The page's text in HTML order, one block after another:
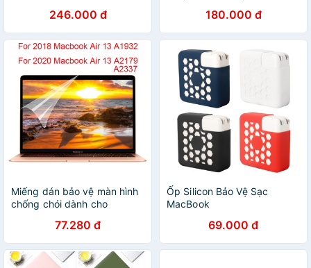
A2179 A2337 A2338 M1
2019 2020
246.000 đ
Nút chống bụi + bộ chống
gãy sạc)
180.000 đ
Miếng dán bảo vệ màn hình
chống chói dành cho
A2179 A1932 2020
77.280 đ
Ốp Silicon Bảo Vệ Sạc
MacBook
69.000 đ